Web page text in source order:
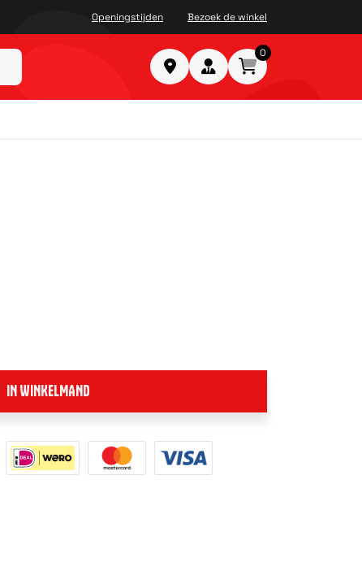
Openingstijden Bezoek de winkel
0
IN WINKELMAND